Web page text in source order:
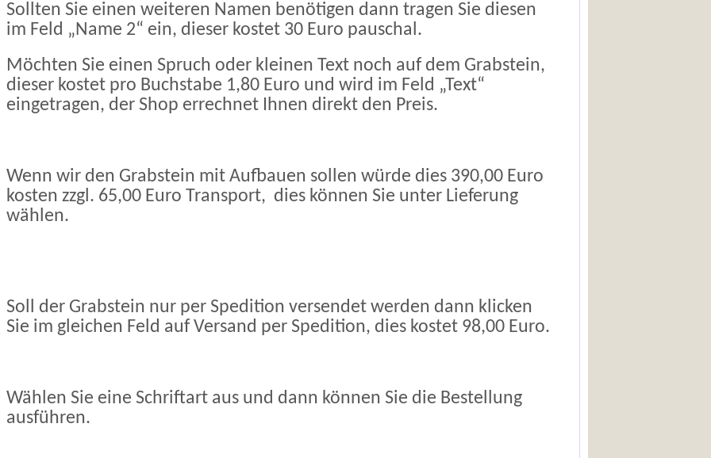
Sollten Sie einen weiteren Namen benötigen dann tragen Sie diesen
im Feld „Name 2“ ein, dieser kostet 30 Euro pauschal.
Möchten Sie einen Spruch oder kleinen Text noch auf dem Grabstein,
dieser kostet pro Buchstabe 1,80 Euro und wird im Feld „Text“
eingetragen, der Shop errechnet Ihnen direkt den Preis.
Wenn wir den Grabstein mit Aufbauen sollen würde dies 390,00 Euro
kosten zzgl. 65,00 Euro Transport, dies können Sie unter Lieferung
wählen.
Soll der Grabstein nur per Spedition versendet werden dann klicken
Sie im gleichen Feld auf Versand per Spedition, dies kostet 98,00 Euro.
Wählen Sie eine Schriftart aus und dann können Sie die Bestellung
ausführen.